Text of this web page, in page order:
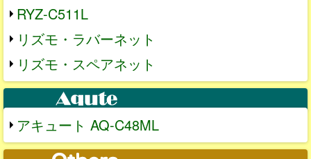
RYZ-C511L
リズモ・ラバーネット
リズモ・スペアネット
アキュート AQ-C48ML